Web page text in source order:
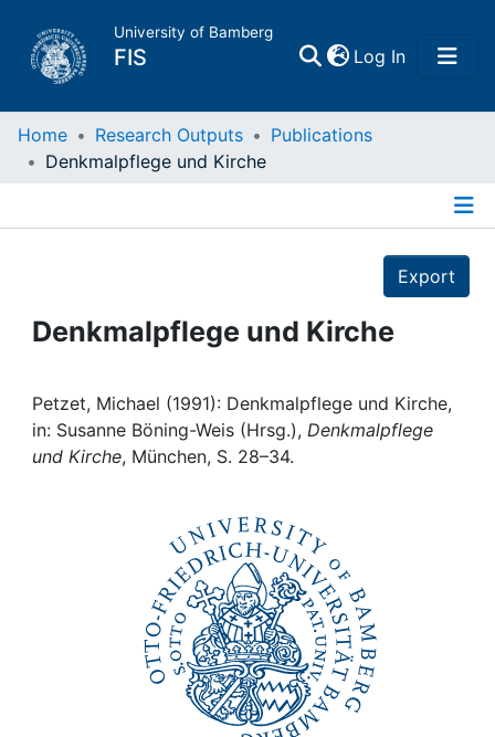
University of Bamberg
FIS Log In(current)
Home
Projects
Institutions
Home Research Outputs
Publications
Denkmalpflege und Kirche
Export
Denkmalpflege und Kirche
Petzet, Michael (1991): Denkmalpflege und Kirche,
in: Susanne Böning-Weis (Hrsg.), Denkmalpflege
und Kirche, München, S. 28–34.